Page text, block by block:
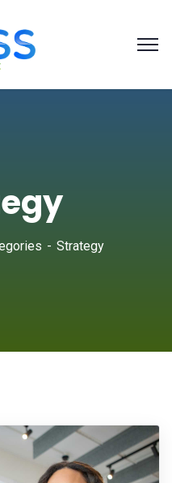
Strategy